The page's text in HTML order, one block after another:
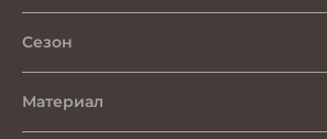
Сезон
Материал